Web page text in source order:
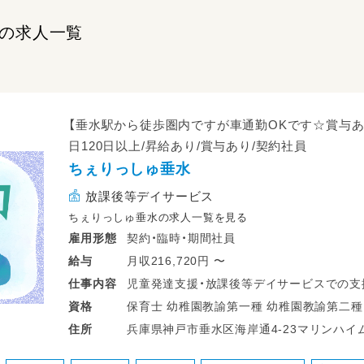
求人一覧
【垂水駅から徒歩圏内ですが車通勤OKです☆賞与
日120日以上/昇給あり/賞与あり/契約社員
ちぇりっしゅ垂水
放課後等デイサービス
ちぇりっしゅ垂水の求人一覧を見る
雇用形態
契約・臨時・期間社員
給与
月収216,720円 〜
仕事内容 児童発達支援・放課後等デイサービスでの支
業務変更なし
資格
保育士 幼稚園教諭第一種 幼稚園教諭第二種 高等学校教諭普通免許 中学校教諭普通
住所
兵庫県神戸市垂水区海岸通4-23マリンハイ